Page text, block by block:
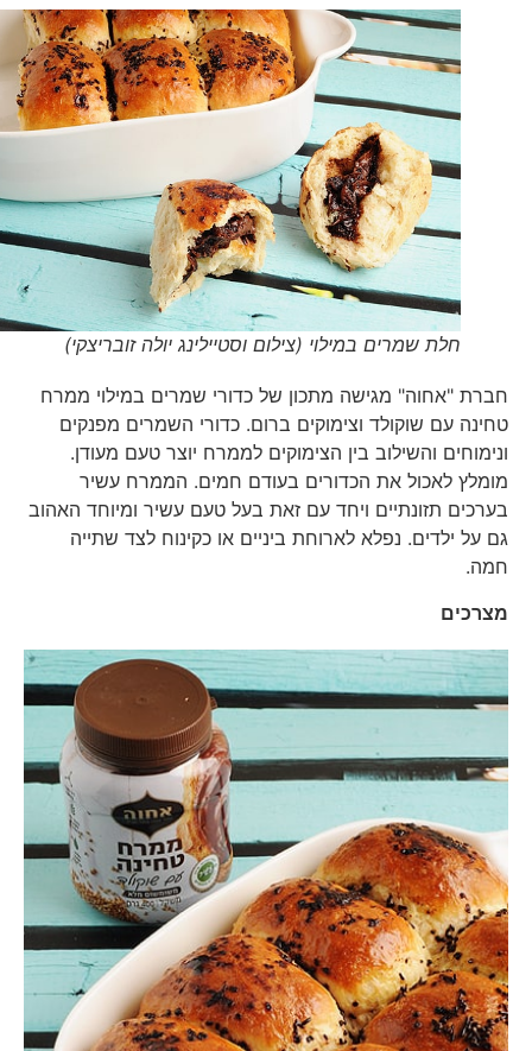
חלת שמרים במילוי (צילום וסטיילינג יולה זובריצקי)
חברת "אחוה" מגישה מתכון של כדורי שמרים במילוי ממרח
טחינה עם שוקולד וצימוקים ברום. כדורי השמרים מפנקים
ונימוחים והשילוב בין הצימוקים לממרח יוצר טעם מעודן.
מומלץ לאכול את הכדורים בעודם חמים. הממרח עשיר
בערכים תזונתיים ויחד עם זאת בעל טעם עשיר ומיוחד האהוב
גם על ילדים. נפלא לארוחת ביניים או כקינוח לצד שתייה
חמה.
מצרכים